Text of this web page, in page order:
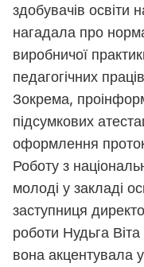
здобувачів освіти
нагадала про
виробничої
педагогічних
Зокрема,
підсумкових
оформлення
Роботу з
молоді у закладі
заступниця
роботи Нудьга
вона акцентувала